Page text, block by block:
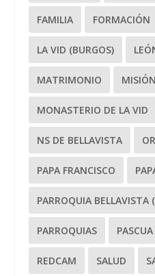
FAMILIA FORMACIÓN
LA VID (BURGOS)
MATRIMONIO MISIÓN
MONASTERIO DE LA VID
NS DE BELLAVISTA
PAPA FRANCISCO
PARROQUIA BELLAVISTA
PARROQUIAS PASCUA
REDCAM SALUD